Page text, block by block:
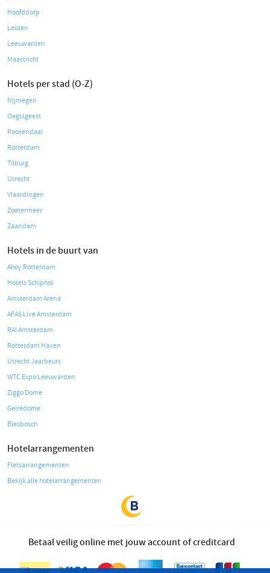
Hoofddorp
Leiden
Leeuwarden
Maastricht
Hotels per stad (O-Z)
Nijmegen
Oegstgeest
Roosendaal
Rotterdam
Tilburg
Utrecht
Vlaardingen
Zoetermeer
Zaandam
Hotels in de buurt van
Ahoy Rotterdam
Hotels Schiphol
Amsterdam Arena
AFAS Live Amsterdam
RAI Amsterdam
Rotterdam Haven
Utrecht Jaarbeurs
WTC Expo Leeuwarden
Ziggo Dome
Gelredome
Biesbosch
Hotelarrangementen
Fietsarrangementen
Bekijk alle hotelarrangementen
Betaal veilig online met jouw account of creditcard